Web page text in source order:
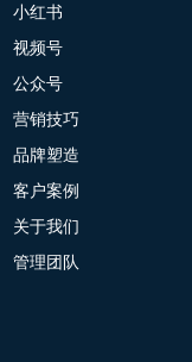
Tower
小红书
视频号
公众号
营销技巧
品牌塑造
客户案例
关于我们
管理团队